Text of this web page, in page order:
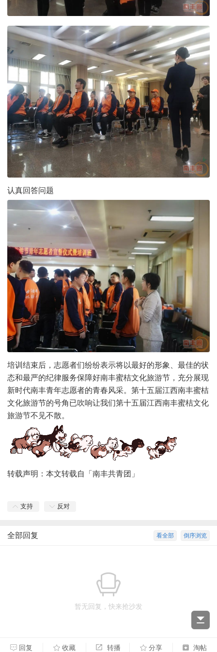
认真回答问题
培训结束后，志愿者们纷纷表示将以最好的形象、最佳的状
态和最严的纪律服务保障好南丰蜜桔文化旅游节，充分展现
新时代南丰青年志愿者的青春风采。第十五届江西南丰蜜桔
文化旅游节的号角已吹响让我们第十五届江西南丰蜜桔文化
旅游节不见不散。
转载声明：本文转载自「南丰共青团」
支持 反对
倒序浏览
看全部
全部回复
暂无回复，快来抢沙发
回复 收藏 转播 分享 淘帖